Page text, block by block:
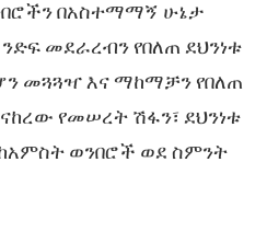
በአስተማማኝ ሁኔታ
መደራረብን የበለጠ ደህንነቱ
መጓጓዣ እና ማከማቻን የበለጠ
የመሠረት ሽፋን፣ ደህንነቱ
ወንበሮች ወደ ስምንት